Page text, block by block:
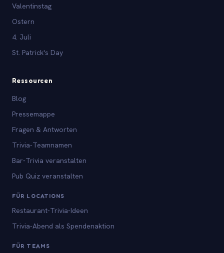
Valentinstag
Ostern
4. Juli
St. Patrick's Day
Ressourcen
Blog
Pressemappe
Fragen & Antworten
Trivia-Teamnamen
Bar-Trivia veranstalten
Pub Quiz veranstalten
FÜR LOCATIONS
Restaurant-Trivia-Ideen
Trivia-Abend als Spendenaktion
FÜR TEAMS